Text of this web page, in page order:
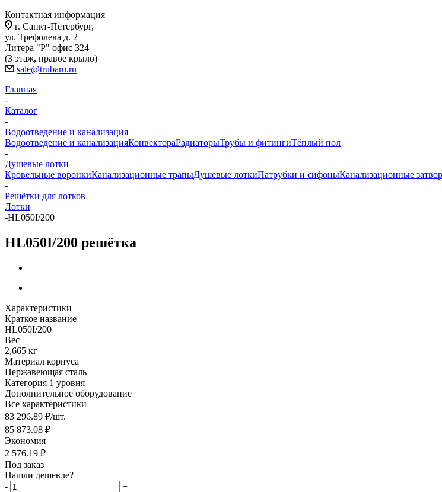
Контактная информация
г. Санкт-Петербург,
ул. Трефолева д. 2
Литера "Р" офис 324
(3 этаж, правое крыло)
sale@trubaru.ru
Главная
-
Каталог
-
Водоотведение и канализация
Водоотведение и канализацияКонвектораРадиаторыТрубы и фитингиТёплый пол
-
Душевые лотки
Кровельные воронкиКанализационные трапыДушевые лоткиПатрубки и сифоныКанализационные
-
Решётки для лотков
Лотки
-HL050I/200
HL050I/200 решётка
Характеристики
Краткое название
HL050I/200
Вес
2,665 кг
Материал корпуса
Нержавеющая сталь
Категория 1 уровня
Дополнительное оборудование
Все характеристики
83 296.89 ₽/шт.
85 873.08 ₽
Экономия
2 576.19 ₽
Под заказ
Нашли дешевле?
-
+